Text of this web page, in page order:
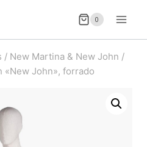
0
/ New Martina & New John /
«New John», forrado